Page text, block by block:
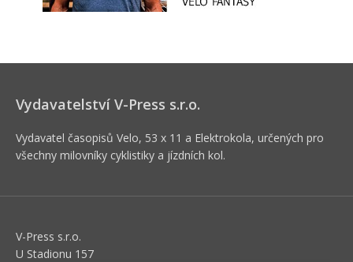
Vydavatelství V-Press s.r.o.
Vydavatel časopisů Velo, 53 x 11 a Elektrokola, určených pro
všechny milovníky cyklistiky a jízdních kol.
V-Press s.r.o.
U Stadionu 157